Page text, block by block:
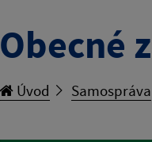
Obecné
Úvod Samospráva